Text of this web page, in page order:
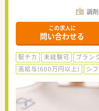
調
この求人に
問い合わせる
駅チカ 未経験可 ブラン
高給与(600万円以上)
シ